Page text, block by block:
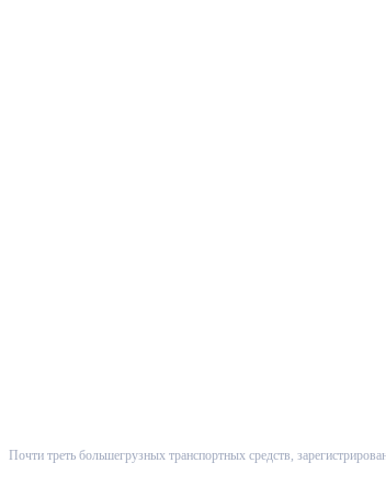
Почти треть большегрузных транспортных средств,